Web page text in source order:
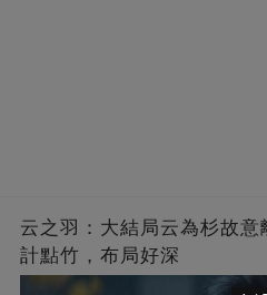
云之羽：大結局云為杉故
計點竹，布局好深